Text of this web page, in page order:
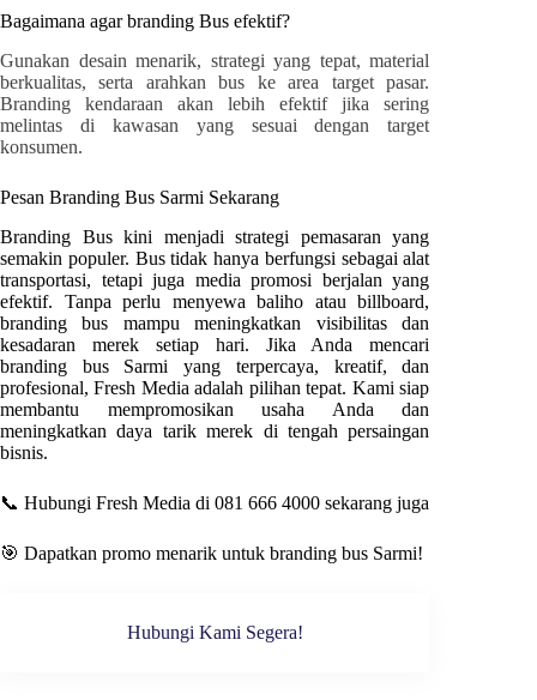
Bagaimana agar branding Bus efektif?
Gunakan desain menarik, strategi yang tepat, material
berkualitas, serta arahkan bus ke area target pasar.
Branding kendaraan akan lebih efektif jika sering
melintas di kawasan yang sesuai dengan target
konsumen.
Pesan Branding Bus Sarmi Sekarang
Branding Bus kini menjadi strategi pemasaran yang
semakin populer. Bus tidak hanya berfungsi sebagai alat
transportasi, tetapi juga media promosi berjalan yang
efektif. Tanpa perlu menyewa baliho atau billboard,
branding bus mampu meningkatkan visibilitas dan
kesadaran merek setiap hari. Jika Anda mencari
branding bus Sarmiyang terpercaya, kreatif, dan
profesional, Fresh Media adalah pilihan tepat. Kami siap
membantu mempromosikan usaha Anda dan
meningkatkan daya tarik merek di tengah persaingan
bisnis.
📞 Hubungi Fresh Media di 081 666 4000 sekarang juga
🎯 Dapatkan promo menarik untuk branding bus Sarmi!
Hubungi Kami Segera!